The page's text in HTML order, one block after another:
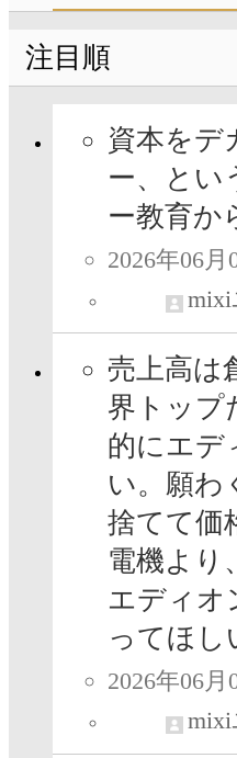
注目順
資本をデ
ー、とい
ー教育か
2026年06月
mixi
売上高は
界トップ
的にエデ
い。願わ
捨てて価
電機より
エディオ
ってほし
2026年06月
mixi